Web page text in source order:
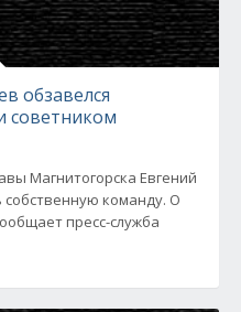
обзавелся
советником
Магнитогорска Евгений
команду. О
пресс-служба